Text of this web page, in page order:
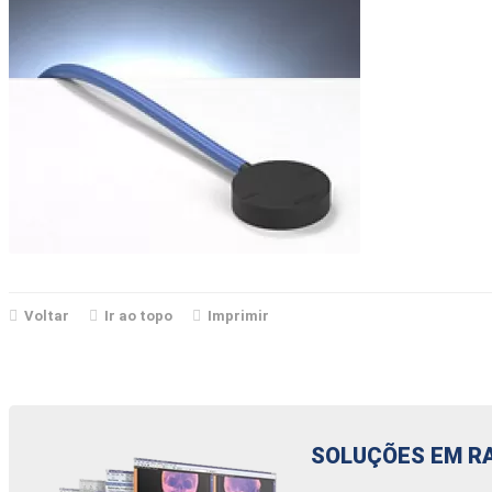
Voltar Ir ao topo Imprimir
SOLUÇÕES EM